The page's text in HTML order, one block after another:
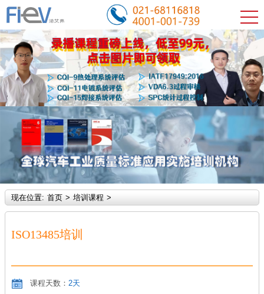
现在位置: 首页 > 培训课程 >
ISO13485培训
课程天数： 2天